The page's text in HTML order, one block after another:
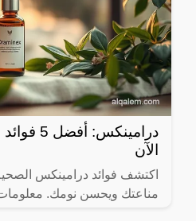
الآن
اكتشف فوائد درامينكس
مناعتك ويحسن نومك.